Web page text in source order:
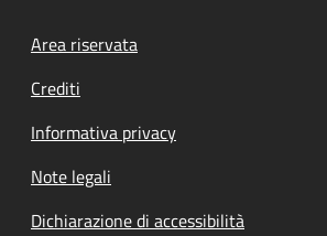
Footer menu
Area riservata
Crediti
Informativa privacy
Note legali
Dichiarazione di accessibilità